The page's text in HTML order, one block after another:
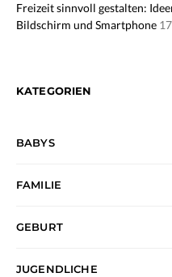
Freizeit sinnvoll gestalten:
Bildschirm und Smartphone
KATEGORIEN
BABYS
FAMILIE
GEBURT
JUGENDLICHE